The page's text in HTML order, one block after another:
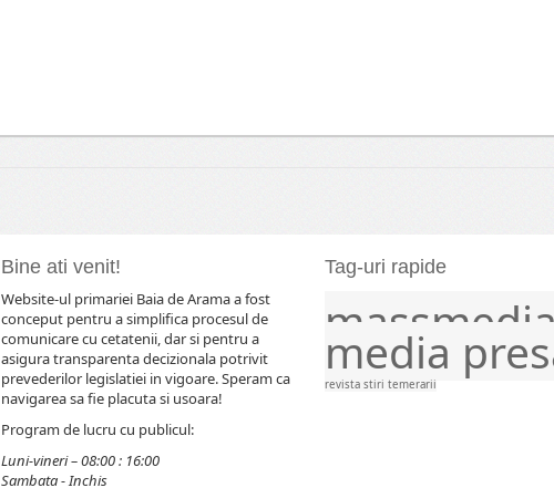
Bine ati venit!
Website-ul primariei Baia de Arama a fost
conceput pentru a simplifica procesul de
comunicare cu cetatenii, dar si pentru a
asigura transparenta decizionala potrivit
prevederilor legislatiei in vigoare. Speram ca
navigarea sa fie placuta si usoara!
Program de lucru cu publicul:
Luni-vineri – 08:00 : 16:00
Sambata - Inchis
Tag-uri rapide
massmedia
media
revista stiri temerarii